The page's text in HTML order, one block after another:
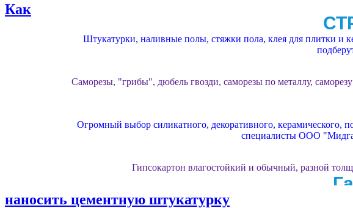
Штукатурки, наливные полы, стяжки пола, клея для плитки и
Саморезы, "грибы", дюбель гвозди, саморезы по металлу,
Огромный выбор силикатного, декоративного, керамического,
специалисты ООО
Гипсокартон влагостойкий и обычный, разной
Газосиликатный блок от лидирующих заводов изготовителей
Как
наносить цементную штукатурку